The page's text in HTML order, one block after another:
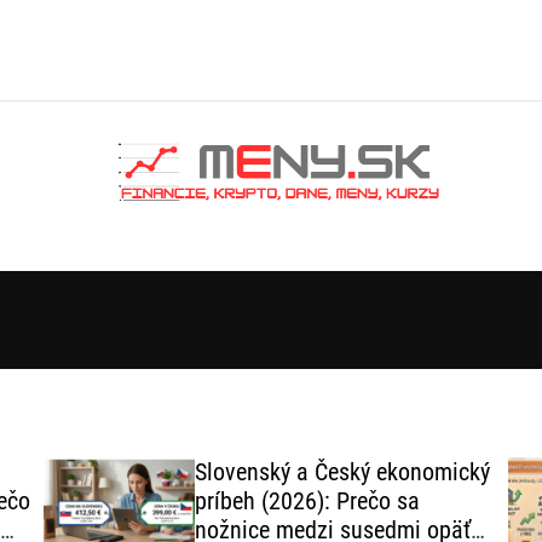
Slovenský a Český ekonomický
príbeh (2026): Prečo sa
nožnice medzi susedmi opäť